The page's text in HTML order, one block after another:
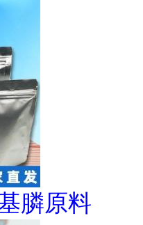
膦原料